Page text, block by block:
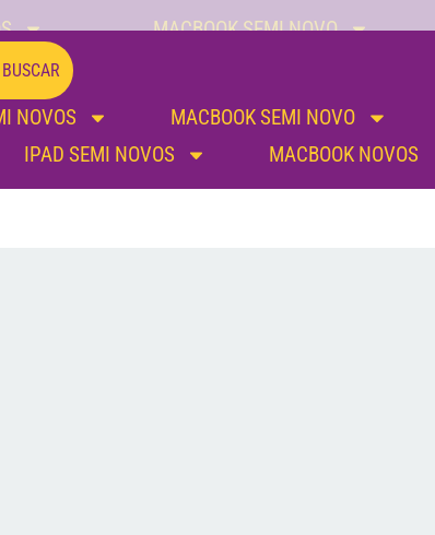
MACBOOK SEMI NOVO
SEMI NOVOS
BUSCAR
NOVOS
MACBOOK SEMI NOVO
IPAD SEMI NOVOS
MACBOOK NOVOS